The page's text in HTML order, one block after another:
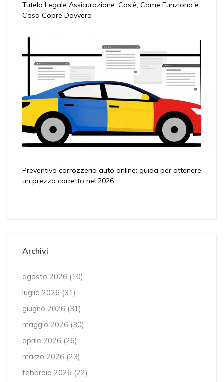
Tutela Legale Assicurazione: Cos'è, Come Funziona e
Cosa Copre Davvero
Preventivo carrozzeria auto online: guida per ottenere
un prezzo corretto nel 2026
Archivi
agosto 2026 (10)
luglio 2026 (31)
giugno 2026 (31)
maggio 2026 (30)
aprile 2026 (26)
marzo 2026 (23)
febbraio 2026 (22)